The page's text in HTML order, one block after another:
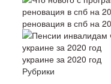
реновация в спб на
украине за 2020 год
Рубрики